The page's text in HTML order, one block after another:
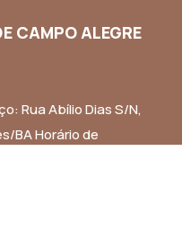
CAMPO ALEGRE
Rua Abílio Dias S/N,
BA Horário de